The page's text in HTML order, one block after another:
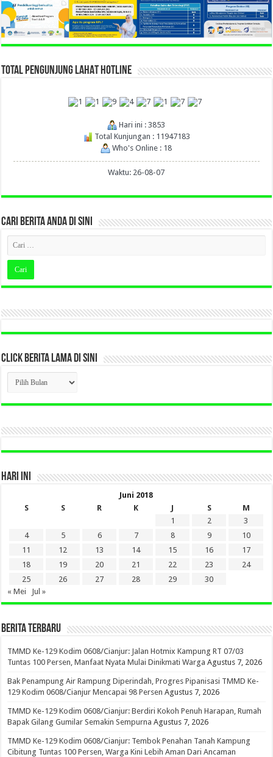
TOTAL PENGUNJUNG LAHAT HOTLINE
Hari ini : 3853
Total Kunjungan : 11947183
Who's Online : 18
Waktu: 26-08-07
CARI BERITA ANDA DI SINI
CLICK BERITA LAMA DI SINI
CLICK
BERITA
LAMA
DI
HARI INI
Juni 2018
S
S R K J S
M
1
2
3
4
5 6 7 8 9
10
11
12 13 14 15 16
17
18
19 20 21 22 23
24
25
26 27 28 29
30
« Mei
Jul »
BERITA TERBARU
TMMD Ke-129 Kodim 0608/Cianjur: Jalan Hotmix Kampung RT 07/03
Tuntas 100 Persen, Manfaat Nyata Mulai Dinikmati Warga Agustus 7, 2026
Bak Penampung Air Rampung Diperindah, Progres Pipanisasi TMMD Ke-
129 Kodim 0608/Cianjur Mencapai 98 Persen Agustus 7, 2026
TMMD Ke-129 Kodim 0608/Cianjur: Berdiri Kokoh Penuh Harapan, Rumah
Bapak Gilang Gumilar Semakin Sempurna Agustus 7, 2026
TMMD Ke-129 Kodim 0608/Cianjur: Tembok Penahan Tanah Kampung
Cibitung Tuntas 100 Persen, Warga Kini Lebih Aman Dari Ancaman